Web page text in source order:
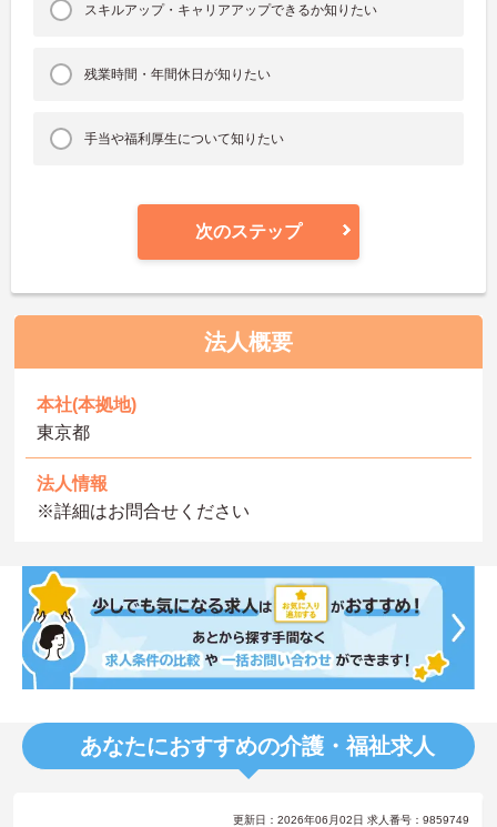
スキルアップ・キャリアアップできるか知りたい
残業時間・年間休日が知りたい
手当や福利厚生について知りたい
次のステップ
法人概要
本社(本拠地)
東京都
法人情報
※詳細はお問合せください
あなたにおすすめの介護・福祉求人
更新日：2026年06月02日 求人番号：9859749